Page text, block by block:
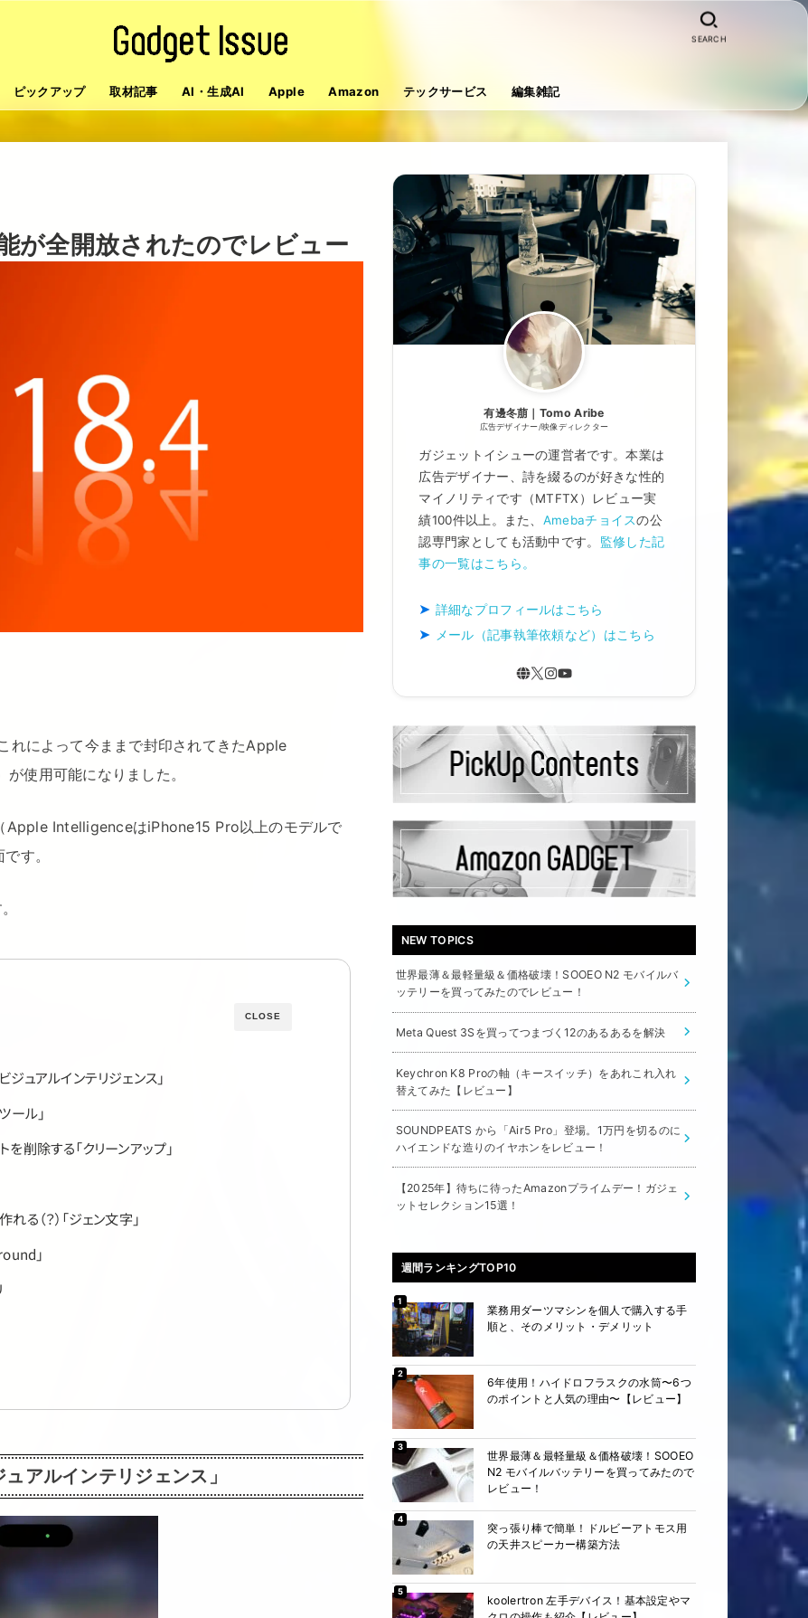
ピックアップ 取材記事 AI・生成AI Apple Amazon テックサービス 編集雑記
SEARCH
が全開放されたのでレビュー
れによって今ままで封印されてきたApple
使用可能になりました。
す。
CLOSE
ュアルインテリジェンス」
ール」
削除する「クリーンアップ」
る（？）「ジェン文字」
」
アルインテリジェンス」
有邊冬萠｜Tomo Aribe
広告デザイナー/映像ディレクター
ガジェットイシューの運営者です。本業は
広告デザイナー、詩を綴るのが好きな性的
マイノリティです（MTFTX）レビュー実
績100件以上。また、 Amebaチョイスの公
認専門家としても活動中です。 監修した記
事の一覧はこちら。
詳細なプロフィールはこちら
メール（記事執筆依頼など）はこちら
NEW TOPICS
世界最薄＆最軽量級＆価格破壊！SOOEO N2 モバイルバ
ッテリーを買ってみたのでレビュー！
Meta Quest 3Sを買ってつまづく12のあるあるを解決
Keychron K8 Proの軸（キースイッチ）をあれこれ入れ
替えてみた【レビュー】
SOUNDPEATS から「Air5 Pro」登場。1万円を切るのに
ハイエンドな造りのイヤホンをレビュー！
【2025年】待ちに待ったAmazonプライムデー！ガジェ
ットセレクション15選！
週間ランキングTOP10
業務用ダーツマシンを個人で購入する手
順と、そのメリット・デメリット
6年使用！ハイドロフラスクの水筒〜6つ
のポイントと人気の理由〜【レビュー】
世界最薄＆最軽量級＆価格破壊！SOOEO
N2 モバイルバッテリーを買ってみたので
レビュー！
突っ張り棒で簡単！ドルビーアトモス用
の天井スピーカー構築方法
koolertron 左手デバイス！基本設定やマ